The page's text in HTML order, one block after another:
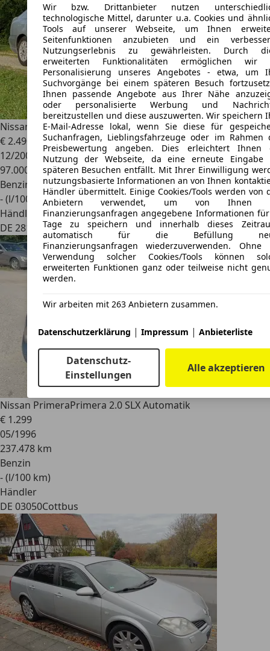
Nissan Primera2.0b Comfort Tüv=12/26! 97T-Km! 1.Hand!
€ 2.490
12/2001
97.000 km
Benzin
- (l/100 km)
Händler
DE 28197
Bremen
Nissan PrimeraPrimera 2.0 SLX Automatik
€ 1.299
05/1996
237.478 km
Benzin
- (l/100 km)
Händler
DE 03050Cottbus
Wir bzw. Drittanbieter nutzen
technologische Mittel, darunter u.a. Cookies und
Tools auf unserer Webseite, um Ihnen
Seitenfunktionen anzubieten und ein
Nutzungserlebnis zu gewährleisten. Durch
erweiterten Funktionalitäten ermöglichen wir
Personalisierung unseres Angebotes - etwa, um
Suchvorgänge bei einem späteren Besuch
Ihnen passende Angebote aus Ihrer Nähe
oder personalisierte Werbung und
bereitzustellen und diese auszuwerten. Wir speichern
E-Mail-Adresse lokal, wenn Sie diese für
Suchanfragen, Lieblingsfahrzeuge oder im Rahmen
Preisbewertung angeben. Dies erleichtert Ihnen
Nutzung der Webseite, da eine erneute Eingabe
späteren Besuchen entfällt. Mit Ihrer Einwilligung
nutzungsbasierte Informationen an von Ihnen
Händler übermittelt. Einige Cookies/Tools werden von
Anbietern verwendet, um von Ihnen
Finanzierungsanfragen angegebene Informationen
Tage zu speichern und innerhalb dieses
automatisch für die Befüllung
Finanzierungsanfragen wiederzuverwenden. Ohne
Verwendung solcher Cookies/Tools können
erweiterten Funktionen ganz oder teilweise nicht
werden.
Wir arbeiten mit 263 Anbietern zusammen.
Datenschutzerklärung | Impressum | Anbieterliste
Datenschutz-
Einstellungen
Alle akzeptieren